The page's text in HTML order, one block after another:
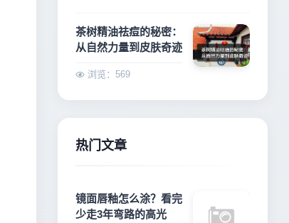
茶树精油祛痘的秘密：
从自然力量到皮肤奇迹
浏览：569
热门文章
镜面唇釉怎么涂？看完
少走3年弯路的高光